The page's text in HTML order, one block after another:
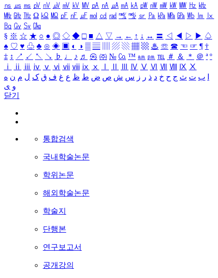
㎱ ㎲ ㎳ ㎴ ㎵ ㎶ ㎷ ㎸ ㎹ ㎀ ㎁ ㎂ ㎃ ㎄ ㎺ ㎻ ㎽ ㎾ ㎿ ㎐ ㎑
㎒ ㎓ ㎔ Ω ㏀ ㏁ ㎊ ㎋ ㎌ ㏖ ㏅ ㎭ ㎮ ㎯ ㏛ ㎩ ㎪ ㎫ ㎬ ㏝ ㏐
㏓
㏃ ㏉ ㏜ ㏆
§ ※ ☆ ★ ○ ● ◎ ◇ ◆ □ ■ △ ▽ → ← ↑ ↓ ↔ 〓 ◁ ◀ ▷ ▶ ♤
♠ ♡ ♥ ♧ ♣ ⊙ ◈ ▣ ◐ ◑ ▒ ▤ ▨ ▧ ▦ ▩ ♨ ☏ ☎ ☜ ☞ ¶ †
‡ ↕ ↗ ↙ ↖ ↘ ♭ ♩ ♪ ♬ ㉿ ㈜ № ㏇ ™ ㏂ ㏘ ℡ ＃ ＆ ＊ ＠ ª º
ⅰ
ⅱ ⅲ ⅳ ⅴ ⅵ ⅶ ⅷ ⅸ ⅹ Ⅳ Ⅴ Ⅵ Ⅶ Ⅷ Ⅸ Ⅹ
ب ت ث ج ح خ د ذ ر ز س ش ص ض ط ظ ع غ ف ق ک ل م ن ه
و ی
닫기
통합검색
국내학술논문
학위논문
해외학술논문
학술지
단행본
연구보고서
공개강의